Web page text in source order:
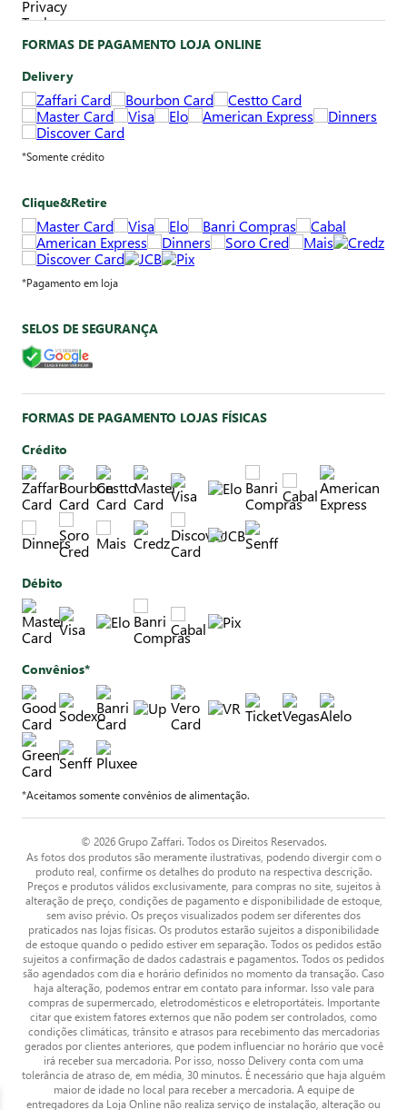
FORMAS DE PAGAMENTO LOJA ONLINE
Delivery
*Somente crédito
Clique&Retire
*Pagamento em loja
SELOS DE SEGURANÇA
FORMAS DE PAGAMENTO LOJAS FÍSICAS
Crédito
Débito
Convênios*
*Aceitamos somente convênios de alimentação.
© 2026 Grupo Zaffari. Todos os Direitos Reservados.
As fotos dos produtos são meramente ilustrativas, podendo divergir com o
produto real, confirme os detalhes do produto na respectiva descrição.
Preços e produtos válidos exclusivamente, para compras no site, sujeitos à
alteração de preço, condições de pagamento e disponibilidade de estoque,
sem aviso prévio. Os preços visualizados podem ser diferentes dos
praticados nas lojas físicas. Os produtos estarão sujeitos a disponibilidade
de estoque quando o pedido estiver em separação. Todos os pedidos estão
sujeitos a confirmação de dados cadastrais e pagamentos. Todos os pedidos
são agendados com dia e horário definidos no momento da transação. Caso
haja alteração, podemos entrar em contato para informar. Isso vale para
compras de supermercado, eletrodomésticos e eletroportáteis. Importante
citar que existem fatores externos que não podem ser controlados, como
condições climáticas, trânsito e atrasos para recebimento das mercadorias
gerados por clientes anteriores, que podem influenciar no horário que você
irá receber sua mercadoria. Por isso, nosso Delivery conta com uma
tolerância de atraso de, em média, 30 minutos. É necessário que haja alguém
maior de idade no local para receber a mercadoria. A equipe de
entregadores da Loja Online não realiza serviço de instalação, alteração ou